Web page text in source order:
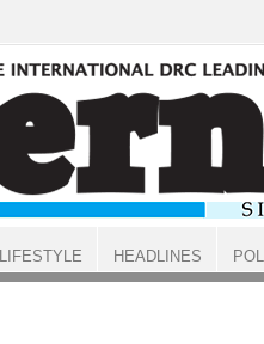
LIFESTYLE HEADLINES